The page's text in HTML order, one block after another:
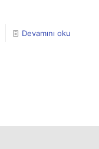
Devamını oku